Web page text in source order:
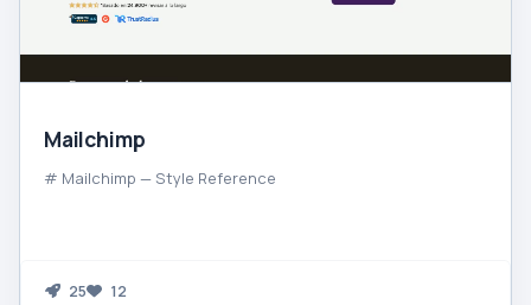
Mailchimp
# Mailchimp — Style Reference
25 12